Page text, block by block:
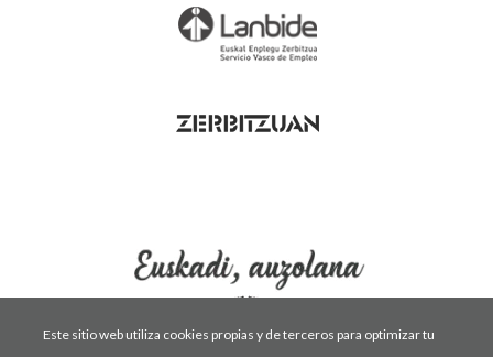
Este sitio web utiliza cookies propias y de terceros para optimizar tu